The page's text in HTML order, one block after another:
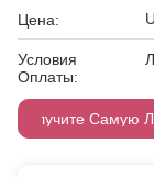
Цена:
Условия
Оплаты:
Получите Самую